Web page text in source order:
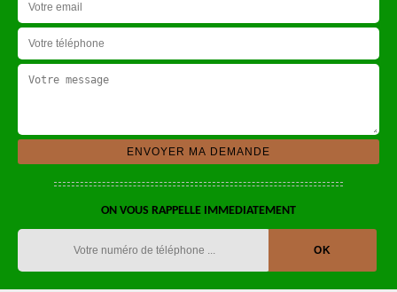
ON VOUS RAPPELLE IMMEDIATEMENT